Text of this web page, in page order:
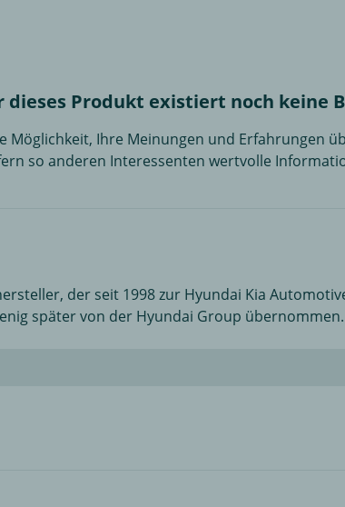
dieses Produkt existiert noch keine
Möglichkeit, Ihre Meinungen und Erfahrungen
so anderen Interessenten wertvolle
der seit 1998 zur Hyundai Kia
später von der Hyundai Group übernommen.